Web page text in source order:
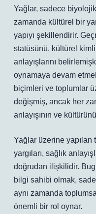
Yağlar, sadece
zamanda kültürel bir
yapıyı şekillendirir.
statüsünü, kültürel
anlayışlarını
oynamaya devam
biçimleri ve toplumlar
değişmiş, ancak her
anlayışının ve
Yağlar üzerine yapılan
yargıları, sağlık
doğrudan ilişkilidir.
bilgi sahibi olmak,
aynı zamanda
önemli bir rol oynar.